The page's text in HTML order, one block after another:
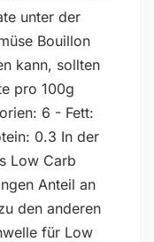
unter der
Bouillon
kann, sollten
pro 100g
6 - Fett:
0.3 In der
Low Carb
Anteil an
den anderen
für Low